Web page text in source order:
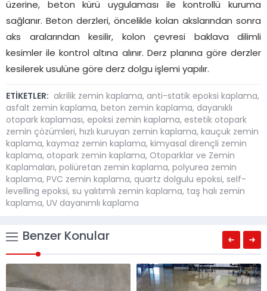
üzerine, beton kürü uygulaması ile kontrollü kuruma
sağlanır. Beton derzleri, öncelikle kolan akslarından sonra
aks aralarından kesilir, kolon çevresi baklava dilimli
kesimler ile kontrol altına alınır. Derz planına göre derzler
kesilerek usulüne göre derz dolgu işlemi yapılır.
ETİKETLER: akrilik zemin kaplama, anti-statik epoksi kaplama,
asfalt zemin kaplama, beton zemin kaplama, dayanıklı
otopark kaplaması, epoksi zemin kaplama, estetik otopark
zemin çözümleri, hızlı kuruyan zemin kaplama, kauçuk zemin
kaplama, kaymaz zemin kaplama, kimyasal dirençli zemin
kaplama, otopark zemin kaplama, Otoparklar ve Zemin
Kaplamaları, poliüretan zemin kaplama, polyurea zemin
kaplama, PVC zemin kaplama, quartz dolgulu epoksi, self-
levelling epoksi, su yalıtımlı zemin kaplama, taş halı zemin
kaplama, UV dayanımlı kaplama
Benzer Konular